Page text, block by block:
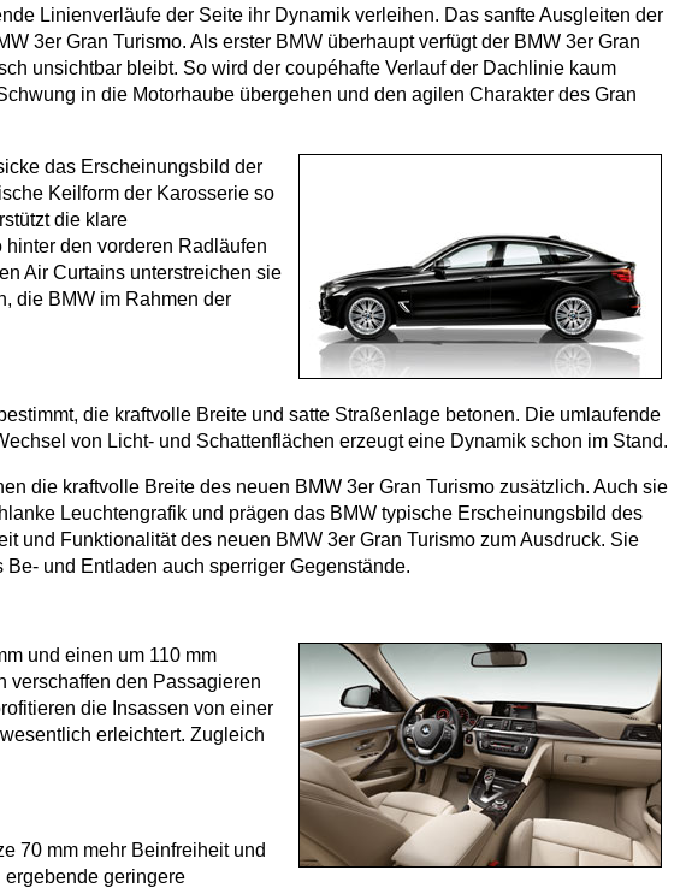
Linienverläufe der Seite ihr Dynamik verleihen. Das sanfte Ausgleiten der
3er Gran Turismo. Als erster BMW überhaupt verfügt der BMW 3er Gran
unsichtbar bleibt. So wird der coupéhafte Verlauf der Dachlinie kaum
in die Motorhaube übergehen und den agilen Charakter des Gran
das Erscheinungsbild der
Keilform der Karosserie so
die klare
den vorderen Radläufen
Air Curtains unterstreichen sie
die BMW im Rahmen der
die kraftvolle Breite und satte Straßenlage betonen. Die umlaufende
von Licht- und Schattenflächen erzeugt eine Dynamik schon im Stand.
die kraftvolle Breite des neuen BMW 3er Gran Turismo zusätzlich. Auch sie
Leuchtengrafik und prägen das BMW typische Erscheinungsbild des
Funktionalität des neuen BMW 3er Gran Turismo zum Ausdruck. Sie
und Entladen auch sperriger Gegenstände.
und einen um 110 mm
verschaffen den Passagieren
die Insassen von einer
erleichtert. Zugleich
70 mm mehr Beinfreiheit und
geringere